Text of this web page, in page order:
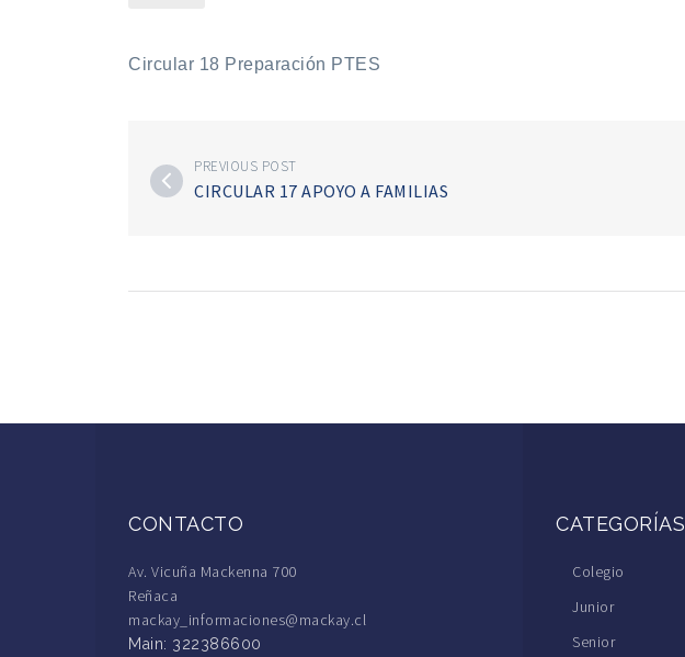
Circular 18 Preparación PTES
PREVIOUS POST
CIRCULAR 17 APOYO A FAMILIAS
CONTACTO
Av. Vicuña Mackenna 700
Reñaca
mackay_informaciones@mackay.cl
Main: 322386600
CATEGORÍAS
Colegio
Junior
Senior